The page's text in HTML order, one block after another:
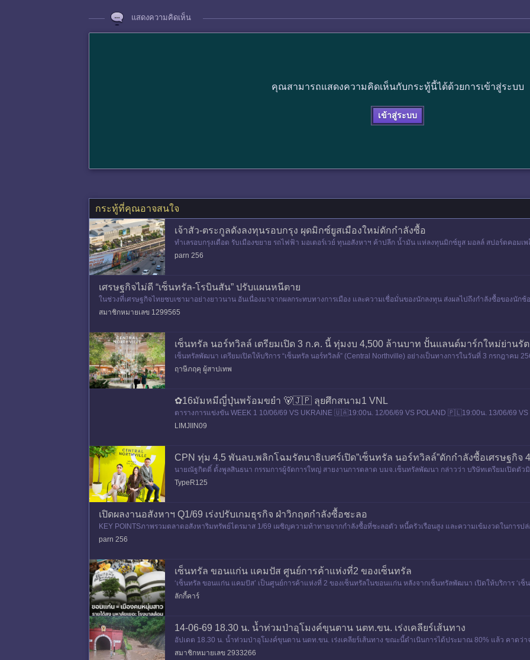
แสดงความคิดเห็น
คุณสามารถแสดงความคิดเห็นกับกระทู้นี้ได้ด้วยการเข้าสู่ระบบ
เข้าสู่ระบบ
กระทู้ที่คุณอาจสนใจ
เจ้าสัว-ตระกูลดังลงทุนรอบกรุง ผุดมิกซ์ยูสเมืองใหม่ดักกำลังซื้อ
ทำเลรอบกรุงเดือด รับเมืองขยาย รถไฟฟ้า มอเตอร์เวย์ ทุนอสังหาฯ ค้าปลีก น้ำมัน แห่ลงทุนมิกซ์ยูส มอลล์ สปอร์ตคอมเ
สัวชิงทำเลทอง &ldqu
parn 256
เศรษฐกิจไม่ดี “เซ็นทรัล-โรบินสัน” ปรับแผนหนีตาย
ในช่วงที่เศรษฐกิจไทยซบเซามาอย่างยาวนาน อันเนื่องมาจากผลกระทบทางการเมือง และความเชื่อมั่นของนักลงทุน ส่งผลไปถึงกำลังซื้อของนัก
ลงตามไปด้วย ทั้งเซ็นทรั
สมาชิกหมายเลข 1299565
เซ็นทรัล นอร์ทวิลล์ เตรียมเปิด 3 ก.ค. นี้ ทุ่มงบ 4,500 ล้านบาท ปั้นแลนด์มาร์กใหม่ย่านรั
เซ็นทรัลพัฒนา เตรียมเปิดให้บริการ “เซ็นทรัล นอร์ทวิลล์” (Central Northville) อย่างเป็นทางการในวันที่ 3 กรกฎาคม
59 ไร่ และมีพื้นที่ศูน
ฤาษีภฤคุ ผู้สาปเทพ
✿16มัมหมีญี่ปุ่นพร้อมขยำ 🐻🇯🇵 ลุยศึกสนาม1 VNL
ตารางการแข่งขัน WEEK 1 10/06/69 VS UKRAINE 🇺🇦19:00น. 12/06/69 VS POLAND 🇵🇱19:00น. 13/06/69
9:00น. ใดใดห์คือ ทรงผมใหม่พี่รัน หล่อม๊ากกก LAURENT T
LIMJIIN09
CPN ทุ่ม 4.5 พันลบ.พลิกโฉมรัตนาธิเบศร์เปิด”เซ็นทรัล นอร์ทวิลล์”ดักกำลังซื้อเศรษฐกิจ
นายณัฐกิตติ์ ตั้งพูลสินธนา กรรมการผู้จัดการใหญ่ สายงานการตลาด บมจ.เซ็นทรัลพัฒนา กล่าวว่า บริษัทเตรียมเปิดตัว
al Northville) วันที่ 3
TypeR125
เปิดผลงานอสังหาฯ Q1/69 เร่งปรับเกมธุรกิจ ฝ่าวิกฤตกำลังซื้อชะลอ
KEY POINTSภาพรวมตลาดอสังหาริมทรัพย์ไตรมาส 1/69 เผชิญความท้าทายจากกำลังซื้อที่ชะลอตัว หนี้ครัวเรือนสูง และความเข้มงวดในการป
มาให้ความสำคัญกับการสร้า
parn 256
เซ็นทรัล ขอนแก่น แคมปัส ศูนย์การค้าแห่งที่2 ของเซ็นทรัล
‘เซ็นทรัล ขอนแก่น แคมปัส’ เป็นศูนย์การค้าแห่งที่ 2 ของเซ็นทรัลในขอนแก่น หลังจากเซ็นทรัลพัฒนา เปิดให้บริการ ‘เ
อยู่ห่างจ
ลักกี้คาร์
14-06-69 18.30 น. น้ำท่วมป่าอุโมงค์ขุนตาน นตท.ขน. เร่งเคลียร์เส้นทาง
อัปเดต 18.30 น. น้ำท่วมป่าอุโมงค์ขุนตาน นตท.ขน. เร่งเคลียร์เส้นทาง ขณะนี้ดำเนินการได้ประมาณ 80% แล้ว คาดว่า
ebook.com/share/1BP21dcTxo/?mibextid=wwXIfr
สมาชิกหมายเลข 2933266